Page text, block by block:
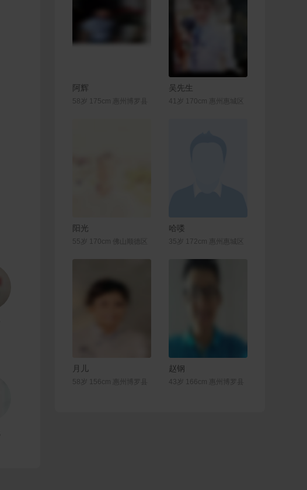
阿辉
58岁 175cm 惠州博罗县
吴先生
41岁 170cm 惠州惠城区
阳光
55岁 170cm 佛山顺德区
哈喽
35岁 172cm 惠州惠城区
月儿
58岁 156cm 惠州博罗县
赵钢
43岁 166cm 惠州博罗县